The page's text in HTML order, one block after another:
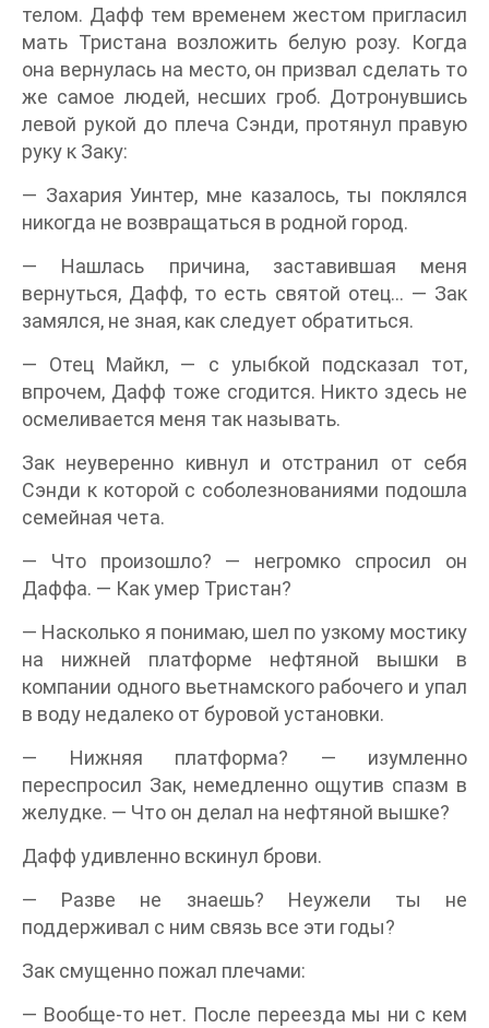
телом. Дафф тем временем жестом пригласил
мать Тристана возложить белую розу. Когда
она вернулась на место, он призвал сделать то
же самое людей, несших гроб. Дотронувшись
левой рукой до плеча Сэнди, протянул правую
руку к Заку:
— Захария Уинтер, мне казалось, ты поклялся
никогда не возвращаться в родной город.
— Нашлась причина, заставившая меня
вернуться, Дафф, то есть святой отец… — Зак
замялся, не зная, как следует обратиться.
— Отец Майкл, — с улыбкой подсказал тот,
впрочем, Дафф тоже сгодится. Никто здесь не
осмеливается меня так называть.
Зак неуверенно кивнул и отстранил от себя
Сэнди к которой с соболезнованиями подошла
семейная чета.
— Что произошло? — негромко спросил он
Даффа. — Как умер Тристан?
— Насколько я понимаю, шел по узкому мостику
на нижней платформе нефтяной вышки в
компании одного вьетнамского рабочего и упал
в воду недалеко от буровой установки.
— Нижняя платформа? — изумленно
переспросил Зак, немедленно ощутив спазм в
желудке. — Что он делал на нефтяной вышке?
Дафф удивленно вскинул брови.
— Разве не знаешь? Неужели ты не
поддерживал с ним связь все эти годы?
Зак смущенно пожал плечами:
— Вообще-то нет. После переезда мы ни с кем